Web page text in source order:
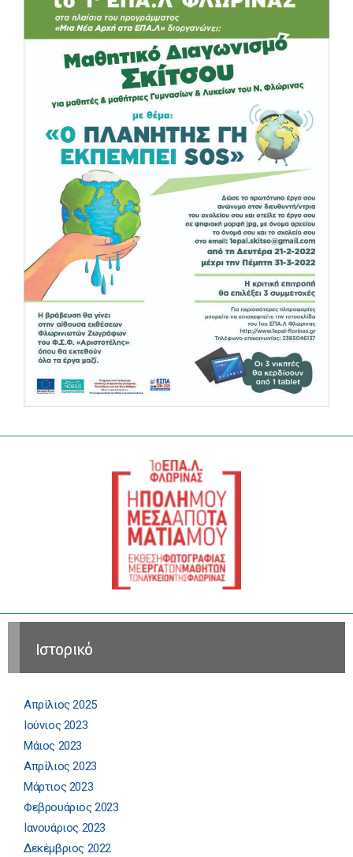
Ιστορικό
Απρίλιος 2025
Ιούνιος 2023
Μάιος 2023
Απρίλιος 2023
Μάρτιος 2023
Φεβρουάριος 2023
Ιανουάριος 2023
Δεκέμβριος 2022